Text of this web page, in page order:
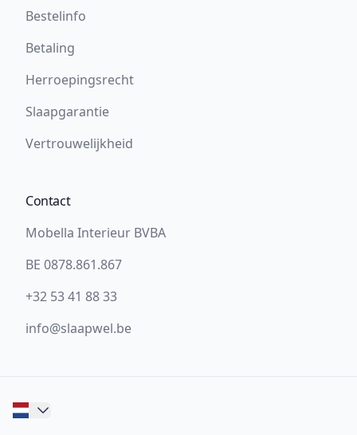
Bestelinfo
Betaling
Herroepingsrecht
Slaapgarantie
Vertrouwelijkheid
Contact
Mobella Interieur BVBA
BE 0878.861.867
+32 53 41 88 33
info@slaapwel.be